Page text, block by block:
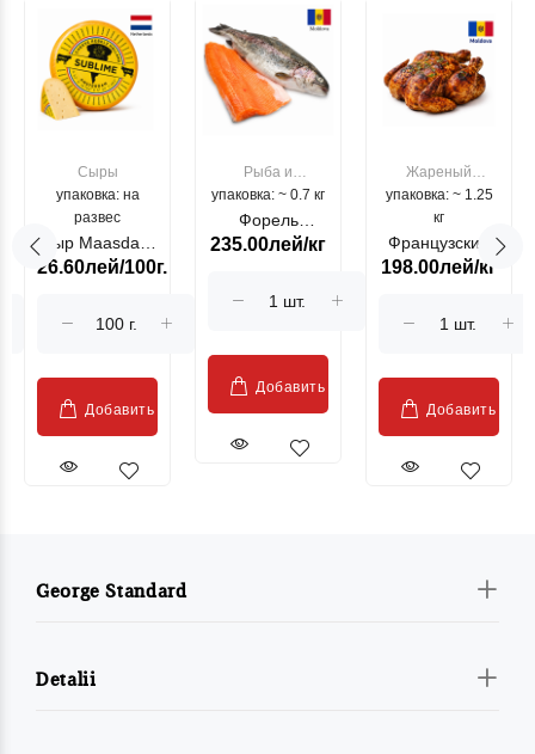
Сыры
упаковка: на
развес
Сыр Maasdam
Sublime Cow
26.60лей/100г.
Добавить
Рыба и
морепродукты
упаковка: ~ 0.7 кг
Форель
лососевая
Moldovenesc"
235.00лей/кг
Добавить
Жареный
цыпленок
упаковка: ~ 1.25
кг
Французский
гриль, кг
198.00лей/кг
Добавить
George Standard
Detalii